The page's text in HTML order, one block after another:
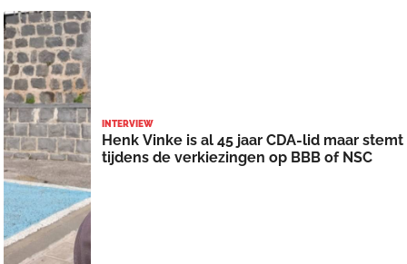
INTERVIEW
Henk Vinke is al 45 jaar CDA-lid maar stemt
tijdens de verkiezingen op BBB of NSC